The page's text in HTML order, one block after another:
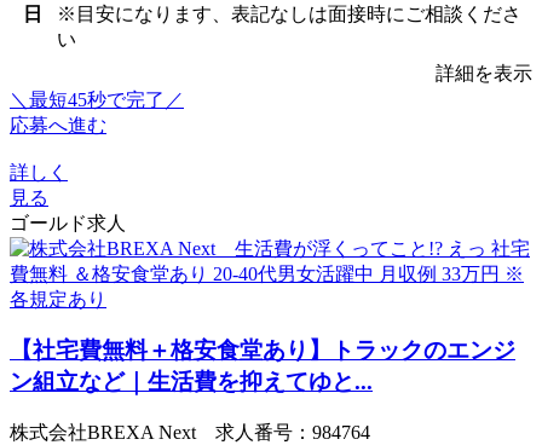
日
※目安になります、表記なしは面接時にご相談くださ
い
詳細を表示
＼最短45秒で完了／
応募へ進む
詳しく
見る
ゴールド求人
【社宅費無料＋格安食堂あり】トラックのエンジ
ン組立など｜生活費を抑えてゆと...
株式会社BREXA Next 求人番号：984764